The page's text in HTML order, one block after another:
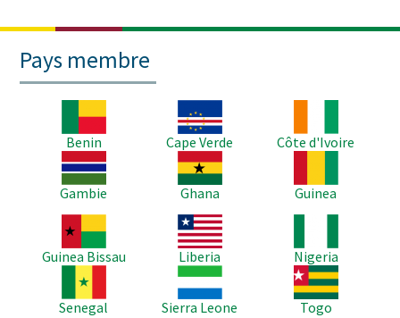
Pays membre
Benin
Image
Cape Verde
Côte d'Ivoire
Image
Gambie
Image
Ghana
Guinea
Image
Guinea Bissau
Image
Liberia
Nigeria
Senegal
Image
Sierra Leone
Image
Togo